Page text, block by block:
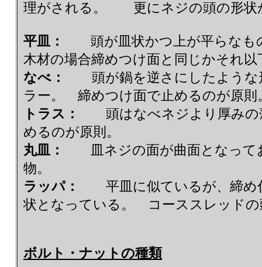
理がされる。 更にネジの頭の形状
平皿：
頭が皿状かつ上が平らなも
木材の場合締めつけ面と同じかそれ以
なべ：
頭が鍋を逆さにしたような
ラー。 締めつけ面で止めるのが原則
トラス：
頭はなべネジより厚みの
めるのが原則。
丸皿：
皿ネジの面が曲面となって
物。
ラッパ：
平皿に似ているが、締め
状となっている。 コーススレッドの
ボルト・ナットの種類